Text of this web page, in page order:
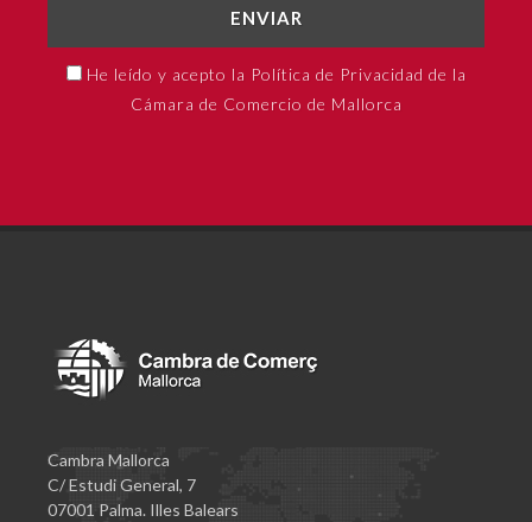
ENVIAR
He leído y acepto la Política de Privacidad de la
Cámara de Comercio de Mallorca
Cambra Mallorca
C/ Estudi General, 7
07001 Palma. Illes Balears